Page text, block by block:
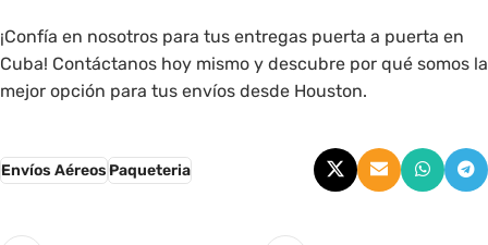
¡Confía en nosotros para tus entregas puerta a puerta en
Cuba! Contáctanos hoy mismo y descubre por qué somos la
mejor opción para tus envíos desde Houston.
Envíos AéreosPaqueteria